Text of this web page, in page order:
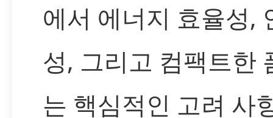
에서 에너지 효율성,
성, 그리고 컴팩트한
는 핵심적인 고려 사